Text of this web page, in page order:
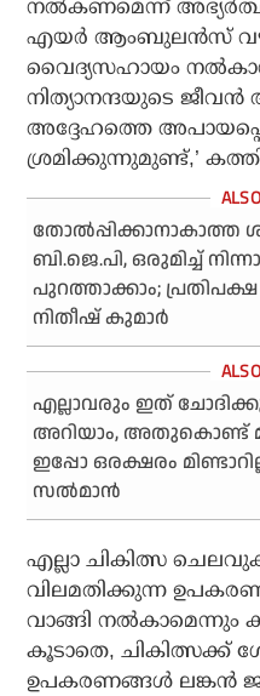
നല്‍കണമെന്ന്
എയര്‍ ആംബുലന്‍സ് വഴി
വൈദ്യസഹായം
നിത്യാനന്ദയുടെ
അദ്ദേഹത്തെ
ശ്രമിക്കുന്നുമുണ്ട്,’
തോല്‍പ്പിക്കാനാകാത്ത
ബി.ജെ.പി, ഒരുമിച്ച്
പുറത്താക്കാം; പ്രതിപക്ഷ
നിതീഷ് കുമാര്‍
എല്ലാവരും ഇത്
അറിയാം, അതുകൊണ്ട്
ഇപ്പോ ഒരക്ഷരം
സല്‍മാന്‍
എല്ലാ ചികിത്സ
വിലമതിക്കുന്ന
വാങ്ങി നല്‍കാമെന്നും
കൂടാതെ, ചികിത്സക്ക്
ഉപകരണങ്ങള്‍ ലങ്കന്‍